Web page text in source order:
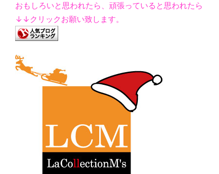
おもしろいと思われたら、頑張っていると思われたら
↓↓クリックお願い致します。